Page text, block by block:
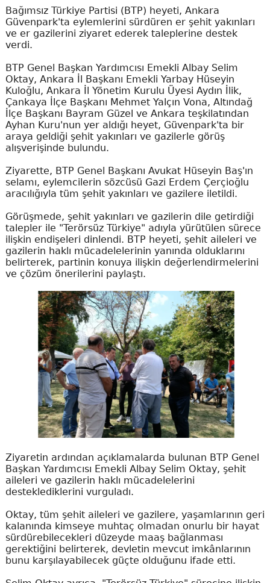
Bağımsız Türkiye Partisi (BTP) heyeti, Ankara
Güvenpark'ta eylemlerini sürdüren er şehit yakınları
ve er gazilerini ziyaret ederek taleplerine destek
verdi.
BTP Genel Başkan Yardımcısı Emekli Albay Selim
Oktay, Ankara İl Başkanı Emekli Yarbay Hüseyin
Kuloğlu, Ankara İl Yönetim Kurulu Üyesi Aydın İlik,
Çankaya İlçe Başkanı Mehmet Yalçın Vona, Altındağ
İlçe Başkanı Bayram Güzel ve Ankara teşkilatından
Ayhan Kuru'nun yer aldığı heyet, Güvenpark'ta bir
araya geldiği şehit yakınları ve gazilerle görüş
alışverişinde bulundu.
Ziyarette, BTP Genel Başkanı Avukat Hüseyin Baş'ın
selamı, eylemcilerin sözcüsü Gazi Erdem Çerçioğlu
aracılığıyla tüm şehit yakınları ve gazilere iletildi.
Görüşmede, şehit yakınları ve gazilerin dile getirdiği
talepler ile "Terörsüz Türkiye" adıyla yürütülen sürece
ilişkin endişeleri dinlendi. BTP heyeti, şehit aileleri ve
gazilerin haklı mücadelelerinin yanında olduklarını
belirterek, partinin konuya ilişkin değerlendirmelerini
ve çözüm önerilerini paylaştı.
Ziyaretin ardından açıklamalarda bulunan BTP Genel
Başkan Yardımcısı Emekli Albay Selim Oktay, şehit
aileleri ve gazilerin haklı mücadelelerini
desteklediklerini vurguladı.
Oktay, tüm şehit aileleri ve gazilere, yaşamlarının geri
kalanında kimseye muhtaç olmadan onurlu bir hayat
sürdürebilecekleri düzeyde maaş bağlanması
gerektiğini belirterek, devletin mevcut imkânlarının
bunu karşılayabilecek güçte olduğunu ifade etti.